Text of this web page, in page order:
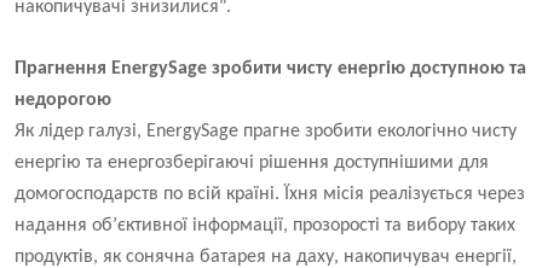
накопичувачі знизилися".
Прагнення EnergySage зробити чисту енергію доступною та
недорогою
Як лідер галузі, EnergySage прагне зробити екологічно чисту
енергію та енергозберігаючі рішення доступнішими для
домогосподарств по всій країні. Їхня місія реалізується через
надання об’єктивної інформації, прозорості та вибору таких
продуктів, як сонячна батарея на даху, накопичувач енергії,